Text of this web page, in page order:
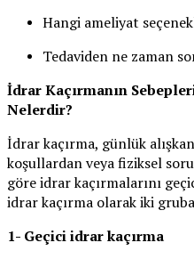
Hangi ameliyat
Tedaviden ne zaman
İdrar Kaçırmanın
Nelerdir?
İdrar kaçırma, günlük
koşullardan veya fiziksel
göre idrar kaçırmalarını
idrar kaçırma olarak iki
1- Geçici idrar kaçırma